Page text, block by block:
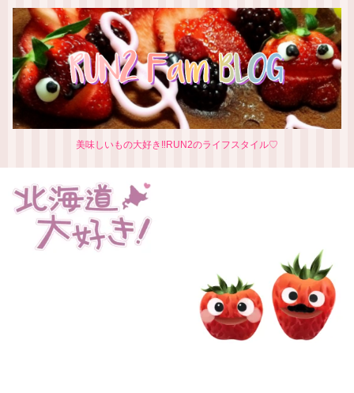
美味しいもの大好き‼RUN2のライフスタイル♡